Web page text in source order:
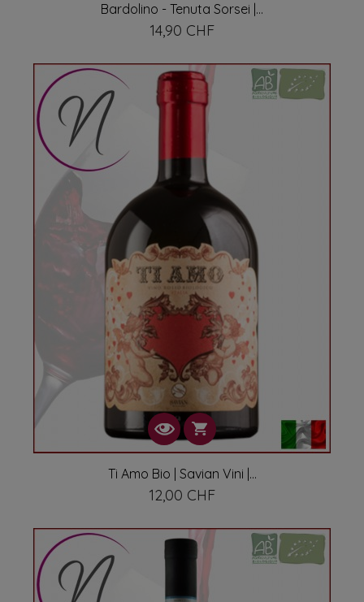
Bardolino - Tenuta Sorsei |...
Prix
14,90 CHF
Ti Amo Bio | Savian Vini |...
Prix
12,00 CHF